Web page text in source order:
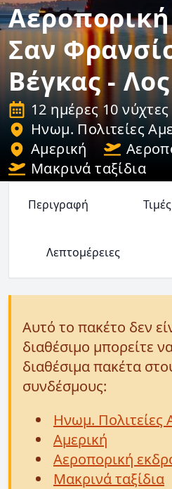
Σαν
Βέγκας -
12 ημέρες 10 νύχτες
Ηνωμ. Πολιτείες
Αμερική
Μακρινά ταξίδια
Περιγραφή Τιμές
Λεπτομέρειες
Αυτό το πακέτο δεν
διαθέσιμο μπορείτε
διαθέσιμα πακέτα
συνδέσμους:
Ηνωμ. Πολιτείες
Αμερική
Αεροπορική
Μακρινά ταξίδια